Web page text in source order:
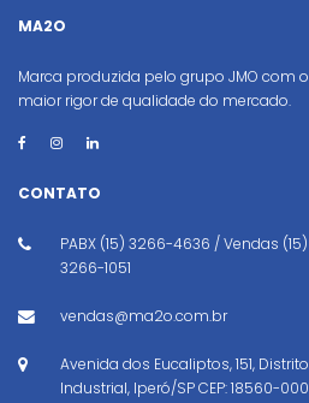
MA2O
Marca produzida pelo grupo JMO com o
maior rigor de qualidade do mercado.
CONTATO
PABX (15) 3266-4636 / Vendas (15)
3266-1051
vendas@ma2o.com.br
Avenida dos Eucaliptos, 151, Distrito
Industrial, Iperó/SP CEP: 18560-000